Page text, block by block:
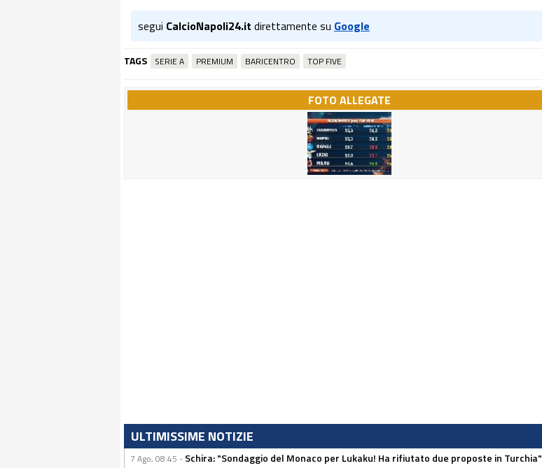
segui CalcioNapoli24.it direttamente su Google
TAGS SERIE A PREMIUM BARICENTRO TOP FIVE
FOTO ALLEGATE
ULTIMISSIME NOTIZIE
7 Ago, 08:45 - Schira: "Sondaggio del Monaco per Lukaku! Ha rifiutato due proposte in Turchia"